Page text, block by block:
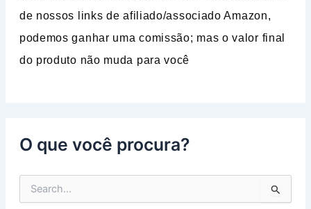
de nossos links de afiliado/associado Amazon,
podemos ganhar uma comissão; mas o valor final
do produto não muda para você
O que você procura?
e